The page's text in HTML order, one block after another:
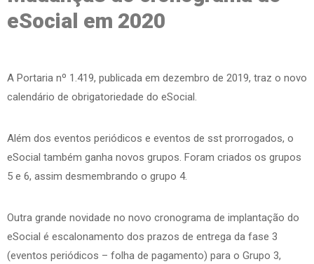
eSocial em 2020
A Portaria nº 1.419, publicada em dezembro de 2019, traz o novo
calendário de obrigatoriedade do eSocial.
Além dos eventos periódicos e eventos de sst prorrogados, o
eSocial também ganha novos grupos. Foram criados os grupos
5 e 6, assim desmembrando o grupo 4.
Outra grande novidade no novo cronograma de implantação do
eSocial é escalonamento dos prazos de entrega da fase 3
(eventos periódicos – folha de pagamento) para o Grupo 3,